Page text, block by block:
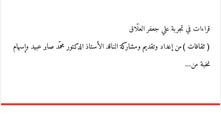
قراءات في تجربة علي جعفر العلّاق
( ثقافات )من إعداد وتقديم ومشاركة الناقد الأستاذ الدكتور محمّد صابر عبيد وإسهام
نخبة من…